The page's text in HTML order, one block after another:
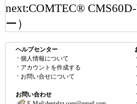
next:COMTEC®
ー）
ヘルプセンター
個人情報について
アカウントを作成する
お問い合せについて
お問い合わせ